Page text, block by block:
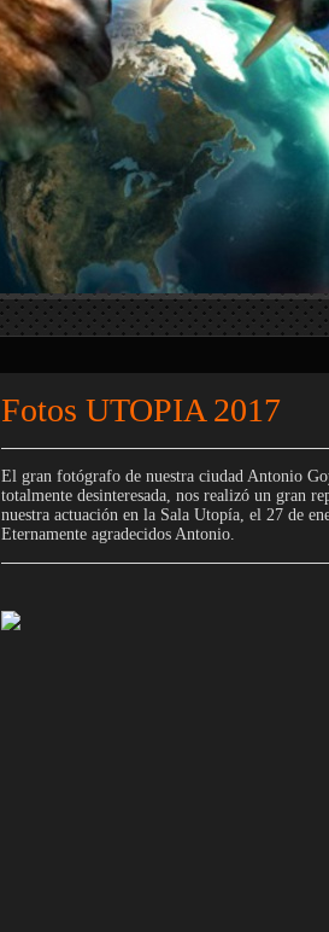
Fotos UTOPIA 2017
El gran fotógrafo de nuestra ciudad Antonio
totalmente desinteresada, nos realizó un gran
nuestra actuación en la Sala Utopía, el 27 de
Eternamente agradecidos Antonio.